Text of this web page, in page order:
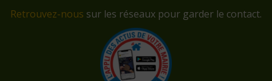
Retrouvez-nous sur les réseaux pour garder le contact.